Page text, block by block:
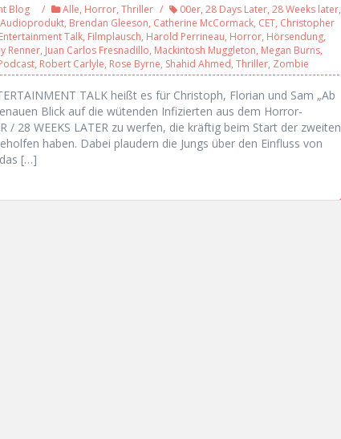
Blog Alle, Horror, Thriller 00er, 28 Days Later, 28 Weeks later,
Audioprodukt, Brendan Gleeson, Catherine McCormack, CET, Christopher
Talk, Filmplausch, Harold Perrineau, Horror, Hörsendung,
Renner, Juan Carlos Fresnadillo, Mackintosh Muggleton, Megan Burns,
, Robert Carlyle, Rose Byrne, Shahid Ahmed, Thriller, Zombie
TALK heißt es für Christoph, Florian und Sam „Ab
Blick auf die wütenden Infizierten aus dem Horror-
/ 28 WEEKS LATER zu werfen, die kräftig beim Start der zweiten
haben. Dabei plaudern die Jungs über den Einfluss von
[…]